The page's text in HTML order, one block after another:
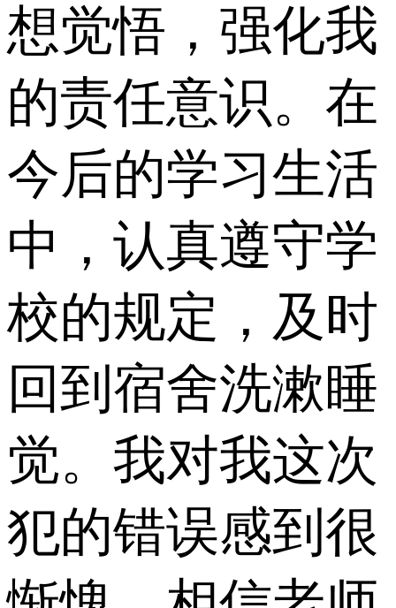
想觉悟，强化我
的责任意识。在
今后的学习生活
中，认真遵守学
校的规定，及时
回到宿舍洗漱睡
觉。我对我这次
犯的错误感到很